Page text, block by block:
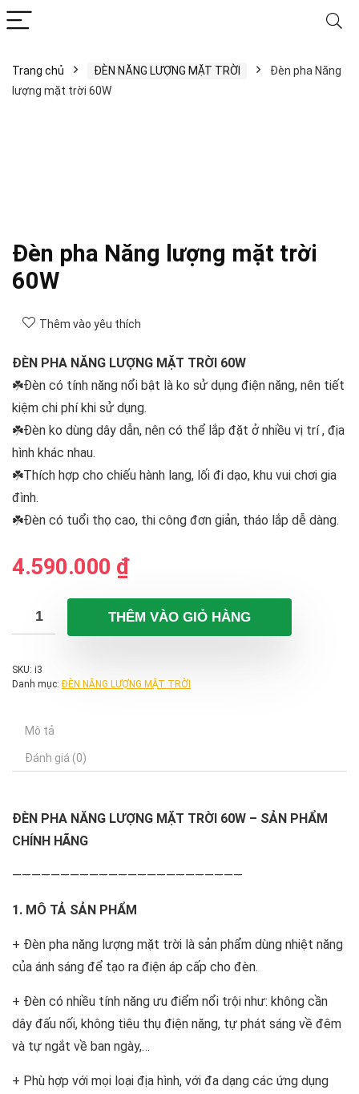
Trang chủ ĐÈN NĂNG LƯỢNG MẶT TRỜI
Đèn pha Năng
lượng mặt trời 60W
Đèn pha Năng lượng mặt trời
60W
Thêm vào yêu thích
ĐÈN PHA NĂNG LƯỢNG MẶT TRỜI 60W
☘️Đèn có tính năng nổi bật là ko sử dụng điện năng, nên tiết
kiệm chi phí khi sử dụng.
☘️Đèn ko dùng dây dẫn, nên có thể lắp đặt ở nhiều vị trí , địa
hình khác nhau.
☘️Thích hợp cho chiếu hành lang, lối đi dạo, khu vui chơi gia
đình.
☘️Đèn có tuổi thọ cao, thi công đơn giản, tháo lắp dễ dàng.
4.590.000 ₫
THÊM VÀO GIỎ HÀNG
SKU: i3
Danh mục: ĐÈN NĂNG LƯỢNG MẶT TRỜI
Mô tả
Đánh giá (0)
ĐÈN PHA NĂNG LƯỢNG MẶT TRỜI 60W – SẢN PHẨM
CHÍNH HÃNG
————————————————————————
1. MÔ TẢ SẢN PHẨM
+ Đèn pha năng lượng mặt trời là sản phẩm dùng nhiệt năng
của ánh sáng để tạo ra điện áp cấp cho đèn.
+ Đèn có nhiều tính năng ưu điểm nổi trội như: không cần
dây đấu nối, không tiêu thụ điện năng, tự phát sáng về đêm
và tự ngắt về ban ngày,…
+ Phù hợp với mọi loại địa hình, với đa dạng các ứng dụng